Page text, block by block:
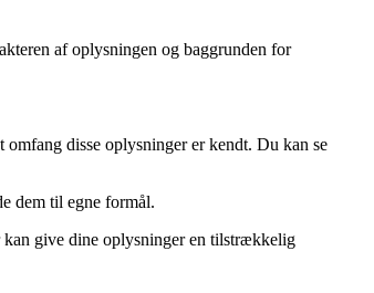
af oplysningen og baggrunden for
disse oplysninger er kendt. Du kan se
dem til egne formål.
kan give dine oplysninger en tilstrækkelig